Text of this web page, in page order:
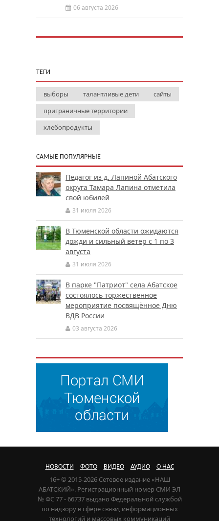
06 августа 2026
ТЕГИ
выборы талантливые дети
сайты
приграничные территории
хлебопродукты
САМЫЕ ПОПУЛЯРНЫЕ
Педагог из д. Лапиной Абатского
округа Тамара Лапина отметила
свой юбилей
31 июля 2026
В Тюменской области ожидаются
дожди и сильный ветер с 1 по 3
августа
31 июля 2026
В парке "Патриот" села Абатское
состоялось торжественное
мероприятие посвящённое Дню
ВДВ России
03 августа 2026
НОВОСТИ ФОТО ВИДЕО АУДИО О НАС
16+ © 2015-2026 Сетевое издание «НАШ
АБАТСКИЙ». Регистрационный номер СМИ ЭЛ
№ ФС 77 - 66737 выдано Федеральной службой
по надзору в сфере связи, информационных
технологий и массовых коммуникаций